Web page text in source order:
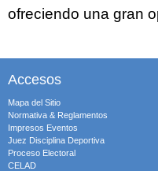
ofreciendo una gran
Accesos
Mapa del Sitio
Normativa & Reglamentos
Impresos Eventos
Juez Disciplina Deportiva
Proceso Electoral
CELAD